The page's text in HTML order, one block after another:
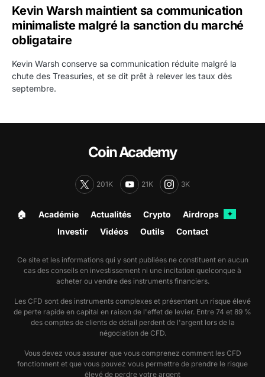
Kevin Warsh maintient sa communication
minimaliste malgré la sanction du marché
obligataire
Kevin Warsh conserve sa communication réduite malgré la
chute des Treasuries, et se dit prêt à relever les taux dès
septembre.
Coin Academy
201K 21K 3K
🏠︎ Académie Actualités Crypto Airdrops ✦
Investir Vidéos Outils Contact
Ce site et les informations qui y sont publiées ne constituent en aucun
cas des conseils en investissement ni une incitation quelconque à
acheter ou vendre des instruments financiers.
Les CFD sont des instruments complexes et présentent un risque élevé
de perte rapide en capital en raison de l'effet de levier. Entre 74 et 89 %
des comptes de clients de détail perdent de l'argent lors de la
négociation de CFD.
Vous devez vous assurer que vous comprenez comment les CFD
fonctionnent et que vous pouvez vous permettre de prendre le risque
élevé de perdre votre argent